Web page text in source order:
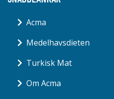
Acma
Medelhavsdieten
Turkisk Mat
Om Acma